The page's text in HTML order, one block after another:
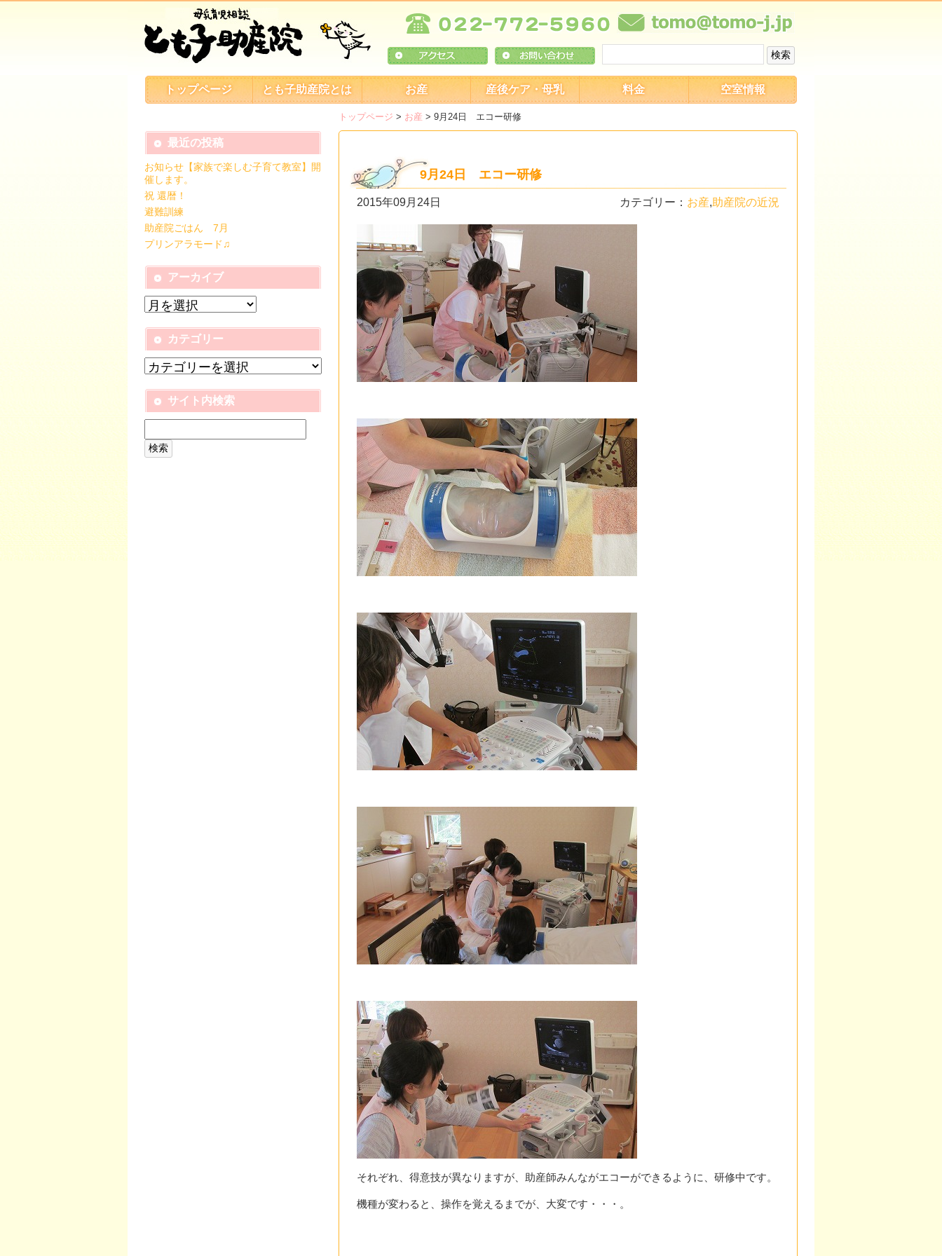
トップページ とも子助産院とは お産 産後ケア・母乳 料金 空室情報
トップページ > お産 > 9月24日 エコー研修
9月24日 エコー研修
2015年09月24日 カテゴリー： お産,助産院の近況
それぞれ、得意技が異なりますが、助産師みんながエコーができるように、研修中です。
機種が変わると、操作を覚えるまでが、大変です・・・。
最近の投稿
お知らせ【家族で楽しむ子育て教室】開
催します。
祝 還暦！
避難訓練
助産院ごはん 7月
プリンアラモード♫
アーカイブ
カテゴリー
サイト内検索